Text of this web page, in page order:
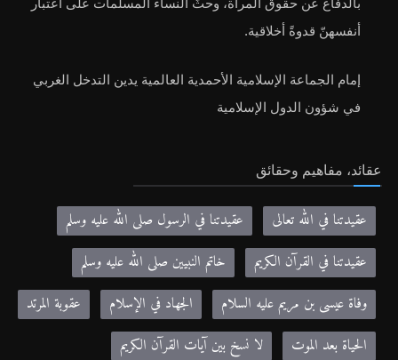
بالدفاع عن حقوق المرأة، وحثّ النساء المسلمات على اعتبار
أنفسهنّ قدوةً أخلاقية.
إمام الجماعة الإسلامية الأحمدية العالمية يدين التدخل الغربي
في شؤون الدول الإسلامية
عقائد، مفاهيم وحقائق
عقيدتنا في الله تعالى
عقيدتنا في الرسول صلى الله عليه وسلم
عقيدتنا في القرآن الكريم
خاتم النبيين صلى الله عليه وسلم
وفاة عيسى بن مريم عليه السلام
الجهاد في الإسلام
عقوبة المرتد
الحياة بعد الموت
لا نسخ بين آيات القرآن الكريم